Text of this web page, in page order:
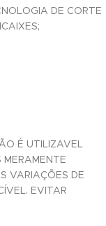
DE CORTE
É UTILIZAVEL
VARIAÇÕES DE
EVITAR